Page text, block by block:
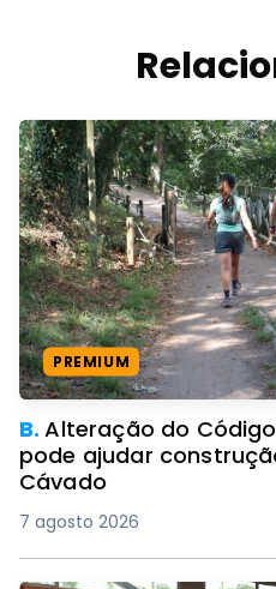
PREMIUM
B.Alteração do Código das Expropriações
pode ajudar
Cávado
7 agosto 2026